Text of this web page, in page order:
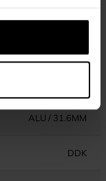
/ XS/S - 45MM
ALU / 31.6MM
DDK